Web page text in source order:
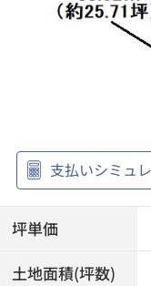
支払いシミュ
坪単価
土地面積(坪数)